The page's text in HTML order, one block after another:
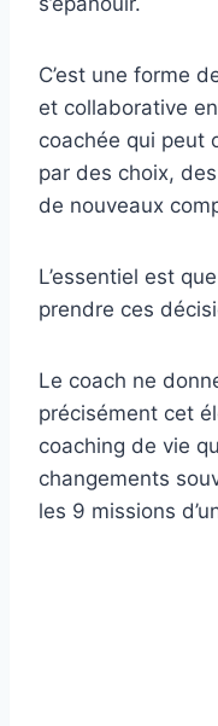
C’est une forme
et collaborative
coachée qui peut
par des choix,
de nouveaux
L’essentiel est
prendre ces
Le coach ne
précisément cet
coaching de vie
changements
les 9 missions